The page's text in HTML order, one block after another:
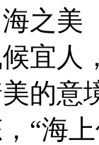
之美
宜人
的意
“海